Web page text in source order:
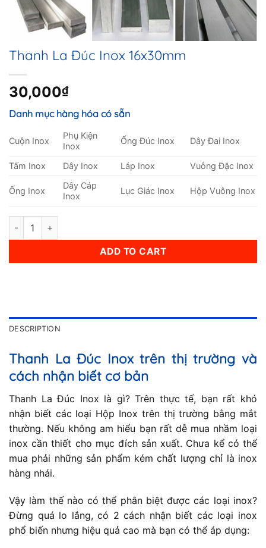
Thanh La Đúc Inox 16x30mm
30,000₫
Danh mục hàng hóa có sẵn
Cuộn Inox
Phụ Kiện
Inox
Ống Đúc Inox Dây Đai Inox
Tấm Inox Dây Inox Láp Inox Vuông Đặc Inox
Ống Inox
Dây Cáp
Inox
Lục Giác Inox Hộp Vuông Inox
Thanh La Đúc Inox 16x30mm quantity
ADD TO CART
DESCRIPTION
Thanh La Đúc Inox trên thị trường và
cách nhận biết cơ bản
Thanh La Đúc Inox là gì? Trên thực tế, bạn rất khó
nhận biết các loại Hộp Inox trên thị trường bằng mắt
thường. Nếu không am hiểu bạn rất dễ mua nhầm loại
inox cần thiết cho mục đích sản xuất. Chưa kể có thể
mua phải những sản phẩm kém chất lượng chỉ là inox
hàng nhái.
Vậy làm thế nào có thể phân biệt được các loại inox?
Đừng quá lo lắng, có 2 cách nhận biết các loại inox
phổ biến nhưng hiệu quả cao mà bạn có thể áp dụng: